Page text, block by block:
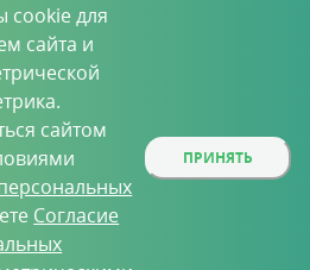
cookie для
сайта и
сайтом
Согласие
ПРИНЯТЬ